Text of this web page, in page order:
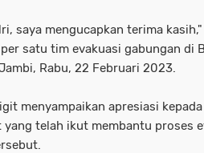
saya mengucapkan terima
satu tim evakuasi gabungan di
Rabu, 22 Februari 2023.
menyampaikan apresiasi
telah ikut membantu proses